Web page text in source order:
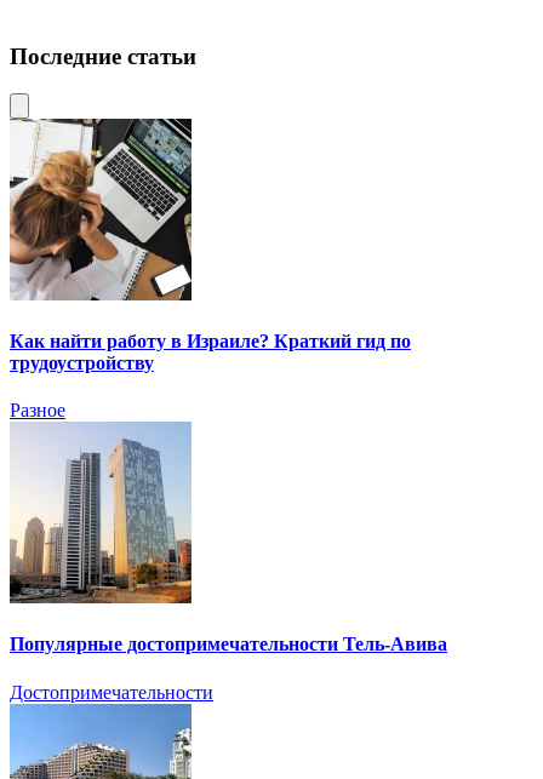
Последние статьи
Как найти работу в Израиле? Краткий гид по
трудоустройству
Разное
Популярные достопримечательности Тель-Авива
Достопримечательности